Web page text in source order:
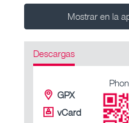
Mostrar en la
Descargas
GPX
vCard